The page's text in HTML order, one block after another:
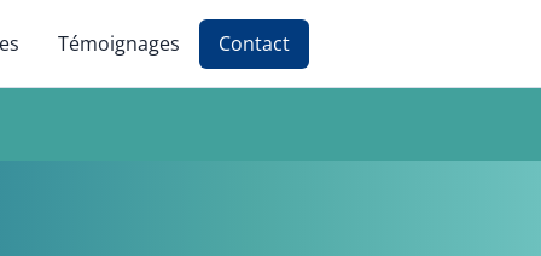
Témoignages Contact